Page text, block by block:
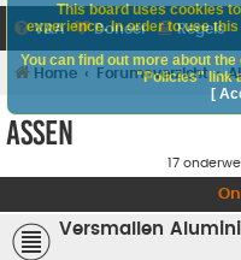
V&A Doneer Regels
Home Forumoverzicht
Assen
17
Versmallen
This board uses cookies
experience. In order to use
You can find out more about
"Policies" link
[